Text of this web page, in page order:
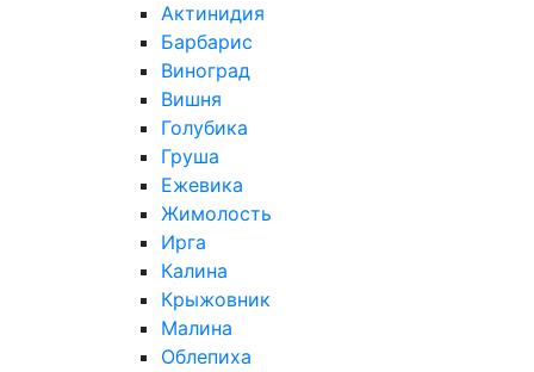
Актинидия
Барбарис
Виноград
Вишня
Голубика
Груша
Ежевика
Жимолость
Ирга
Калина
Крыжовник
Малина
Облепиха